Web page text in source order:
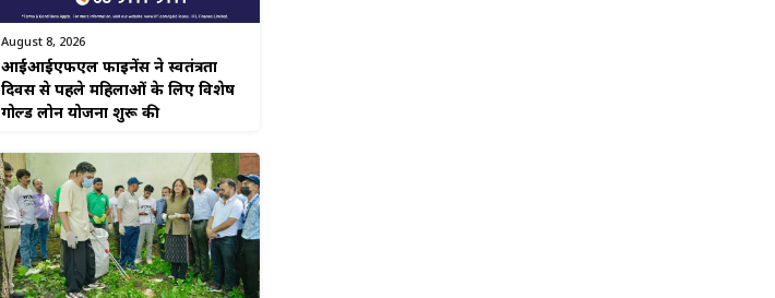
August 8, 2026
आईआईएफएल फाइनेंस ने स्वतंत्रता
दिवस से पहले महिलाओं के लिए विशेष
गोल्ड लोन योजना शुरू की